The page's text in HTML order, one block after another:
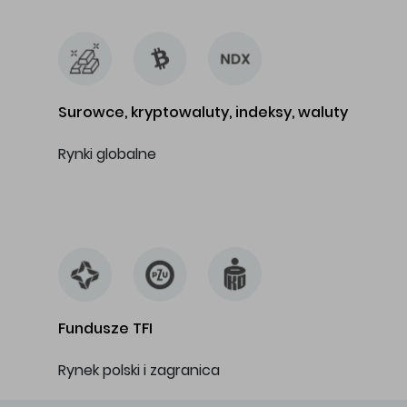
Surowce, kryptowaluty, indeksy, waluty
Rynki globalne
Fundusze TFI
Rynek polski i zagranica